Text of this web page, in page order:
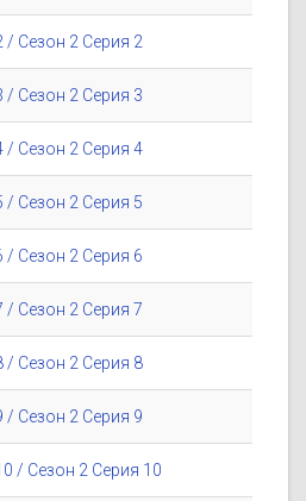
/ Сезон 2 Серия 2
/ Сезон 2 Серия 3
/ Сезон 2 Серия 4
/ Сезон 2 Серия 5
/ Сезон 2 Серия 6
/ Сезон 2 Серия 7
/ Сезон 2 Серия 8
/ Сезон 2 Серия 9
/ Сезон 2 Серия 10